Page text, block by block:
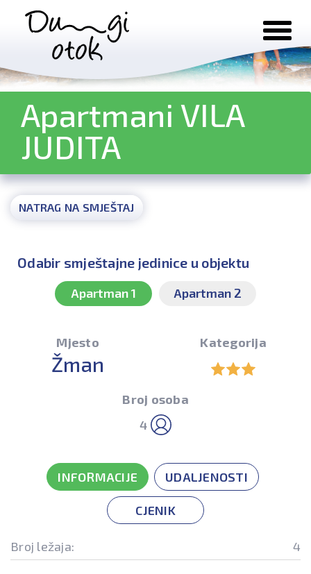
Preskoči na sadržaj
Apartmani VILA
JUDITA
NATRAG NA SMJEŠTAJ
Odabir smještajne jedinice u objektu
Apartman 1 Apartman 2
Mjesto
Žman
Kategorija
Broj osoba
4
INFORMACIJE UDALJENOSTI
CJENIK
Broj ležaja: 4